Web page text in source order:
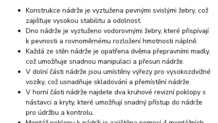
Konstrukce nádrže je vyztužena pevnými svislými žebry, což
zajišťuje vysokou stabilitu a odolnost.
Dno nádrže je vyztuženo vodorovnými žebry, které přispívají
k pevnosti a rovnoměrnému rozložení hmotnosti náplně.
Každá ze stěn nádrže je opatřena dvěma přepravními madly,
což umožňuje snadnou manipulaci a přesun nádrže.
V dolní části nádrže jsou umístěny výřezy pro vysokozdvižné
vozíky, což usnadňuje skladování a přemístění nádrže.
V horní části nádrže najdete dva kruhové revizní poklopy s
nástavci a kryty, které umožňují snadný přístup do nádrže
pro údržbu a kontrolu.